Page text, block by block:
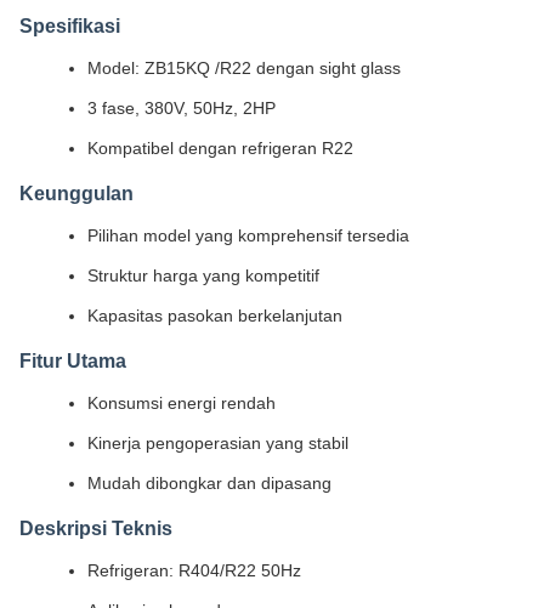
Spesifikasi
Model: ZB15KQ /R22 dengan sight glass
3 fase, 380V, 50Hz, 2HP
Kompatibel dengan refrigeran R22
Keunggulan
Pilihan model yang komprehensif tersedia
Struktur harga yang kompetitif
Kapasitas pasokan berkelanjutan
Fitur Utama
Konsumsi energi rendah
Kinerja pengoperasian yang stabil
Mudah dibongkar dan dipasang
Deskripsi Teknis
Refrigeran: R404/R22 50Hz